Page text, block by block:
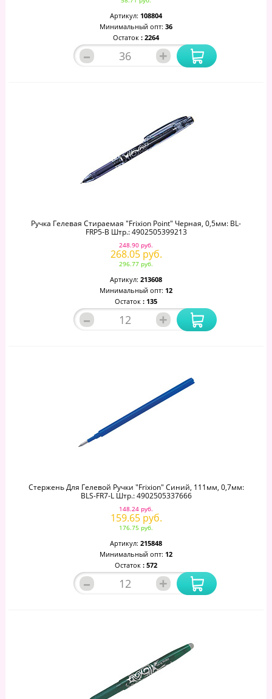
Артикул: 108804
Минимальный опт: 36
Остаток : 2264
– +
Ручка Гелевая Стираемая "Frixion Point" Черная, 0,5мм: BL-
FRP5-B Штр.: 4902505399213
248.90 руб.
268.05 руб.
296.77 руб.
Артикул: 213608
Минимальный опт: 12
Остаток : 135
– +
Стержень Для Гелевой Ручки "Frixion" Синий, 111мм, 0,7мм:
BLS-FR7-L Штр.: 4902505337666
148.24 руб.
159.65 руб.
176.75 руб.
Артикул: 215848
Минимальный опт: 12
Остаток : 572
– +